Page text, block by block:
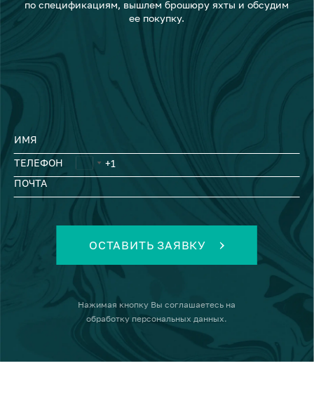
по спецификациям, вышлем брошюру яхты и обсудим
ее покупку.
ИМЯ
ТЕЛЕФОН
ПОЧТА
ОСТАВИТЬ ЗАЯВКУ
Нажимая кнопку Вы соглашаетесь на
обработку персональных данных.